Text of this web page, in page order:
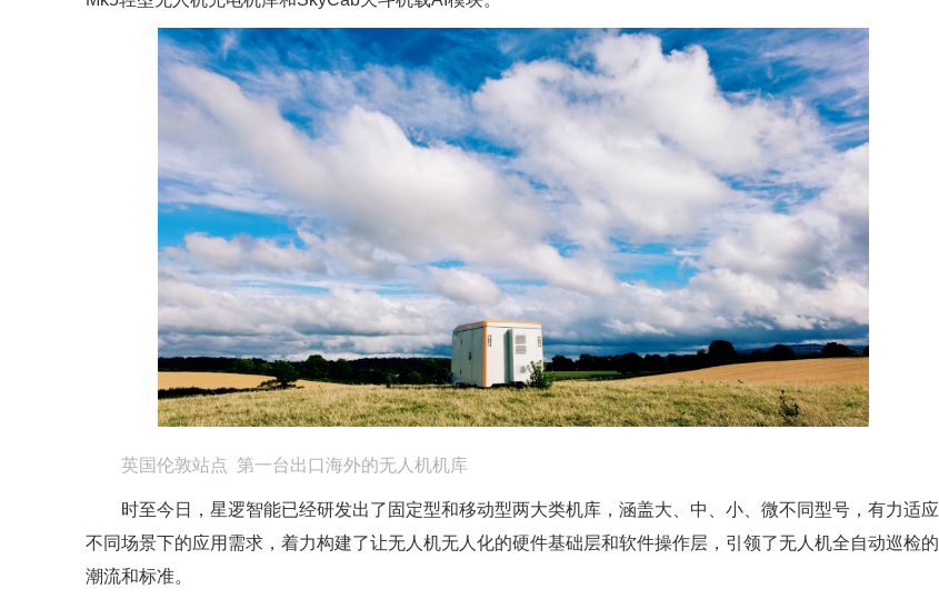
英国伦敦站点 第一台出口海外的无人机机库
时至今日，星逻智能已经研发出了固定型和移动型两大类机库，涵盖大、中、小、微不同型号，有力适应
不同场景下的应用需求，着力构建了让无人机无人化的硬件基础层和软件操作层，引领了无人机全自动巡检的
潮流和标准。